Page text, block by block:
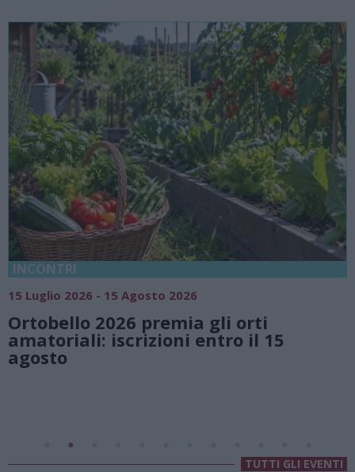
18 Luglio 2026 - 15 Agosto 2026
Vivi l’estate a Villa Fogazzaro Roi.
natura e atmosfere senza tempo
Lago di Lugano
TUTTI GLI EVENTI